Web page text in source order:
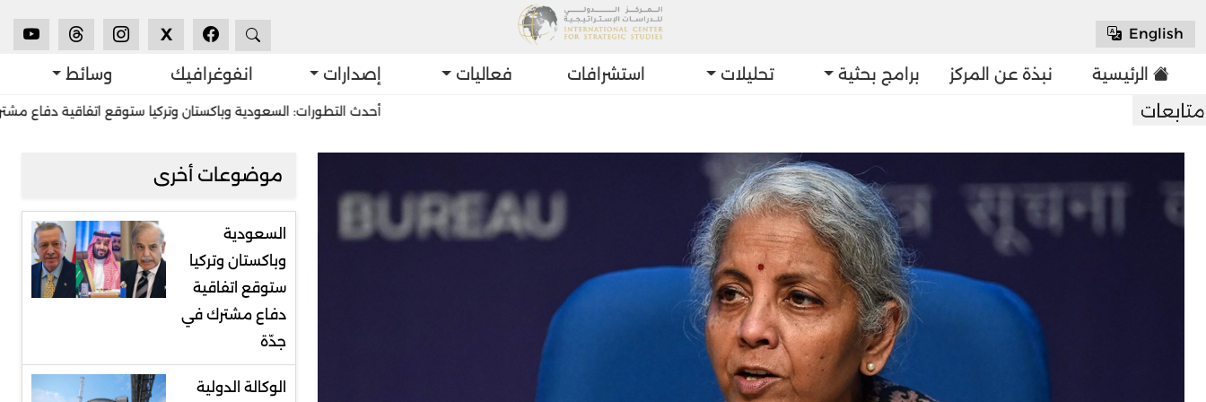
English
X
الرئيسية نبذة عن المركز برامج بحثية تحليلات استشرافات فعاليات إصدارات انفوغرافيك وسائط
أحدث التطورات: السعودية وباكستان وتركيا ستوقع اتفاقية دفاع مشترك في جدّة
موضوعات أخرى
السعودية
وباكستان وتركيا
ستوقع اتفاقية
دفاع مشترك في
جدّة
الوكالة الدولية